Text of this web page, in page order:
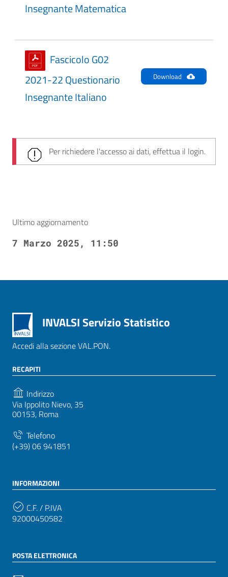
Insegnante Matematica
Fascicolo G02
2021-22 Questionario
Insegnante Italiano
Download
Per richiedere l'accesso ai dati, effettua il login.
Ultimo aggiornamento
7 Marzo 2025, 11:50
INVALSI Servizio Statistico
Accedi alla sezione VAL.PON.
RECAPITI
Indirizzo
Via Ippolito Nievo, 35
00153, Roma
Telefono
(+39) 06 941851
INFORMAZIONI
C.F. / P.IVA
92000450582
POSTA ELETTRONICA